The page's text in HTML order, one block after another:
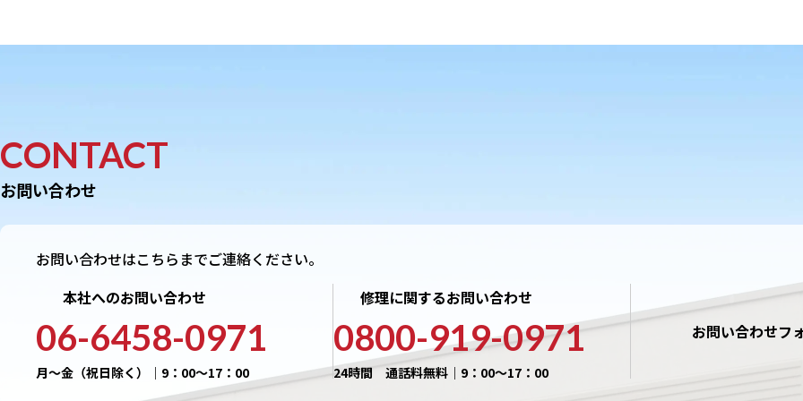
CONTACT
お問い合わせ
お問い合わせはこちらまでご連絡ください。
本社へのお問い合わせ
06-6458-0971
月〜金（祝日除く）｜9：00〜17：00
修理に関するお問い合わせ
0800-919-0971
24時間 通話料無料｜9：00〜17：00
お問い合わせフ